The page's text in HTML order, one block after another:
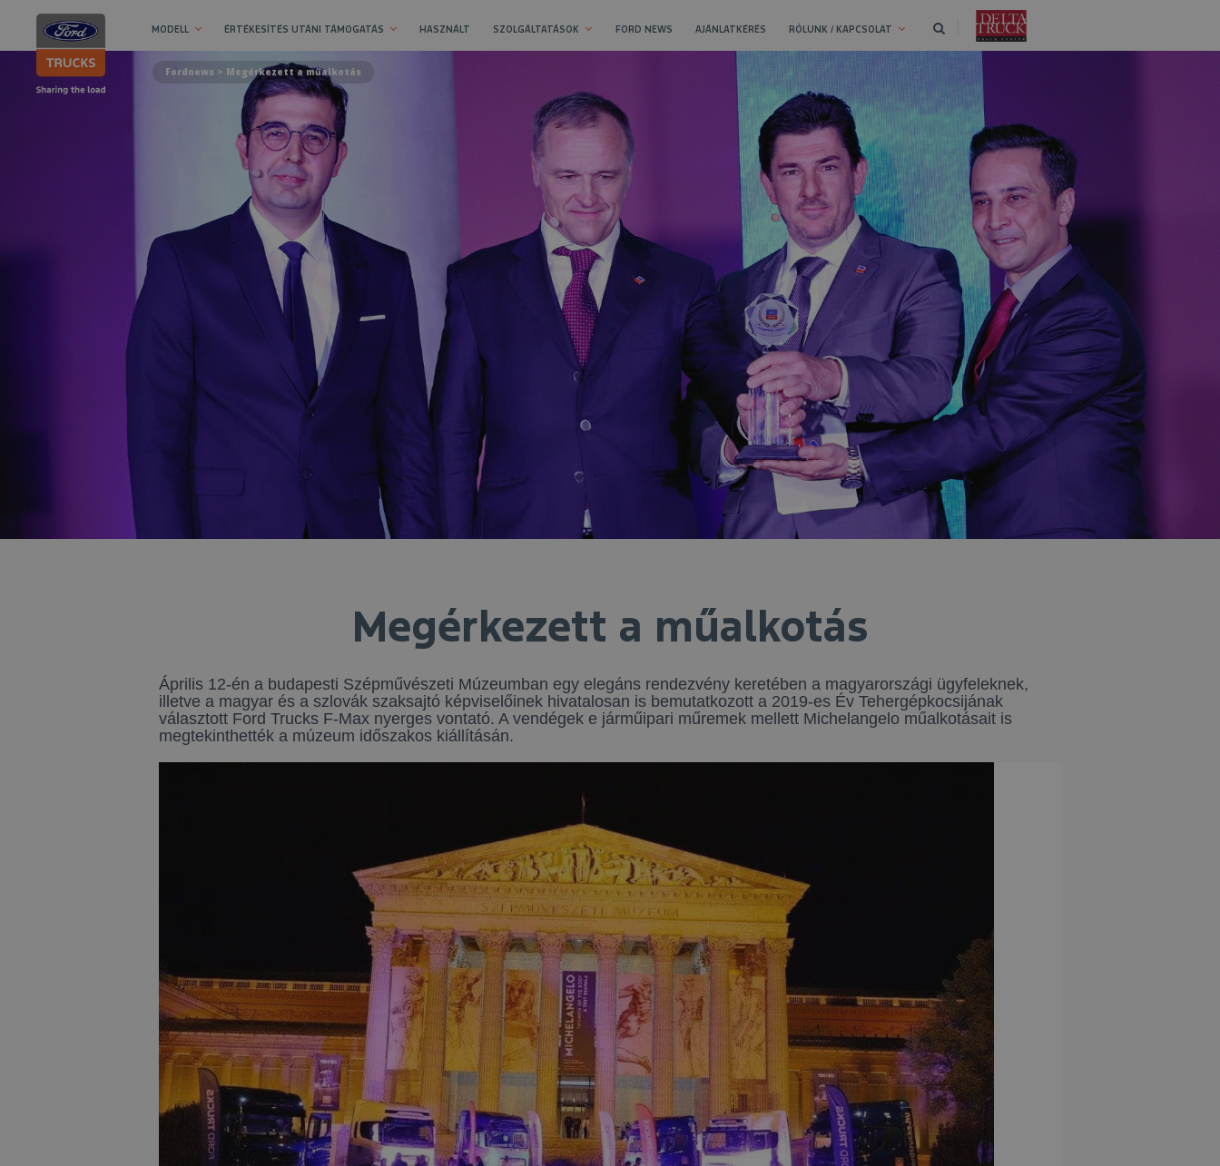
MODELL ÉRTÉKESÍTÉS UTÁNI TÁMOGATÁS HASZNÁLT SZOLGÁLTATÁSOK FORD NEWS AJÁNLATKÉRÉS RÓLUNK / KAPCSOLAT
Fordnews > Megérkezett a műalkotás
Megérkezett a műalkotás
Április 12-én a budapesti Szépművészeti Múzeumban egy elegáns rendezvény keretében a magyarországi ügyfeleknek,
illetve a magyar és a szlovák szaksajtó képviselőinek hivatalosan is bemutatkozott a 2019-es Év Tehergépkocsijának
választott Ford Trucks F-Max nyerges vontató. A vendégek e járműipari műremek mellett Michelangelo műalkotásait is
megtekinthették a múzeum időszakos kiállításán.